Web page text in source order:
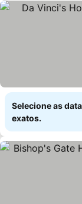
Selecione as
exatos.